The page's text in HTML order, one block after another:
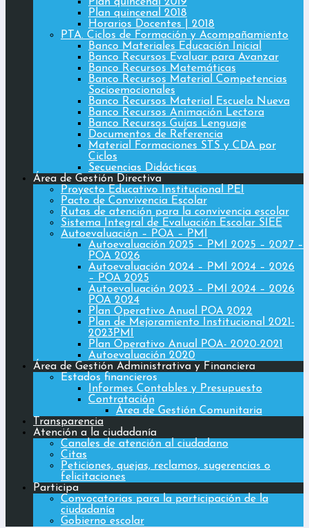
Plan quincenal 2018
Horarios Docentes | 2018
PTA. Ciclos de Formación y Acompañamiento
Banco Materiales Educación Inicial
Banco Recursos Evaluar para Avanzar
Banco Recursos Matemáticas
Banco Recursos Material Competencias
Socioemocionales
Banco Recursos Material Escuela Nueva
Banco Recursos Animación Lectora
Banco Recursos Guías Lenguaje
Documentos de Referencia
Material Formaciones STS y CDA por
Ciclos
Secuencias Didácticas
Área de Gestión Directiva
Proyecto Educativo Institucional PEI
Pacto de Convivencia Escolar
Rutas de atención para la convivencia escolar
Sistema Integral de Evaluación Escolar SIEE
Autoevaluación – POA – PMI
Autoevaluación 2025 – PMI 2025 – 2027 –
POA 2026
Autoevaluación 2024 – PMI 2024 – 2026
– POA 2025
Autoevaluación 2023 – PMI 2024 – 2026
POA 2024
Plan Operativo Anual POA 2022
Plan de Mejoramiento Institucional 2021-
2023PMI
Plan Operativo Anual POA- 2020-2021
Autoevaluación 2020
Área de Gestión Administrativa y Financiera
Estados financieros
Informes Contables y Presupuesto
Contratación
Área de Gestión Comunitaria
Transparencia
Atención a la ciudadanía
Canales de atención al ciudadano
Citas
Peticiones, quejas, reclamos, sugerencias o
felicitaciones
Participa
Convocatorias para la participación de la
ciudadanía
Gobierno escolar